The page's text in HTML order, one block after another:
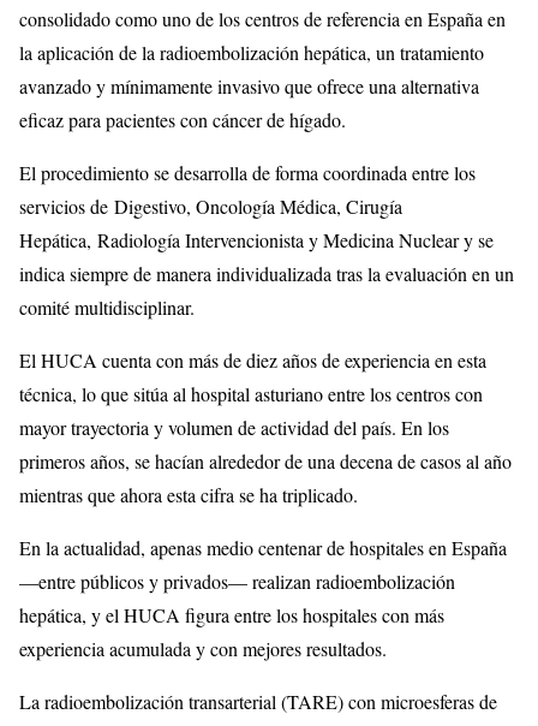
consolidado como uno de los centros de referencia en España en
la aplicación de la radioembolización hepática, un tratamiento
avanzado y mínimamente invasivo que ofrece una alternativa
eficaz para pacientes con cáncer de hígado.
El procedimiento se desarrolla de forma coordinada entre los
servicios de Digestivo, Oncología Médica, Cirugía
Hepática, Radiología Intervencionista y Medicina Nuclear y se
indica siempre de manera individualizada tras la evaluación en un
comité multidisciplinar.
El HUCA cuenta con más de diez años de experiencia en esta
técnica, lo que sitúa al hospital asturiano entre los centros con
mayor trayectoria y volumen de actividad del país. En los
primeros años, se hacían alrededor de una decena de casos al año
mientras que ahora esta cifra se ha triplicado.
En la actualidad, apenas medio centenar de hospitales en España
—entre públicos y privados— realizan radioembolización
hepática, y el HUCA figura entre los hospitales con más
experiencia acumulada y con mejores resultados.
La radioembolización transarterial (TARE) con microesferas de